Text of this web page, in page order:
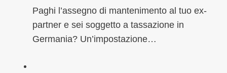
Paghi l’assegno di mantenimento al tuo ex-
partner e sei soggetto a tassazione in
Germania? Un’impostazione…